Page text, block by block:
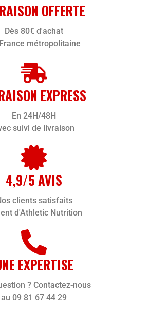
OFFERTE
Dès 80€ d'achat
métropolitaine
EXPRESS
En 24H/48H
suivi de livraison
4,9/5 AVIS
clients satisfaits
d'Athletic Nutrition
EXPERTISE
? Contactez-nous
au 09 81 67 44 29